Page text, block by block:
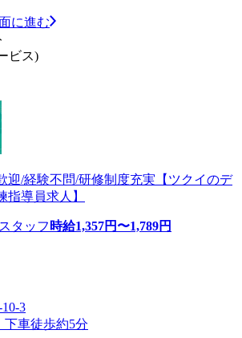
に進む
ビス)
迎/経験不問/研修制度充実【ツクイのデ
指導員求人】
タッフ 時給1,357円〜1,789円
3
下車徒歩約5分